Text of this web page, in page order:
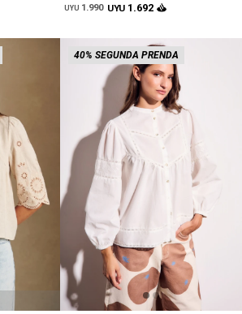
UYU 1.990 UYU 1.692
40% SEGUNDA PRENDA
Talle